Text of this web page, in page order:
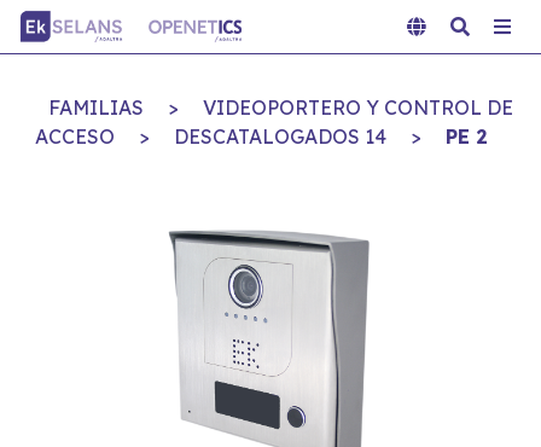
FAMILIAS >
VIDEOPORTERO Y CONTROL DE
ACCESO
> DESCATALOGADOS 14 > PE 2